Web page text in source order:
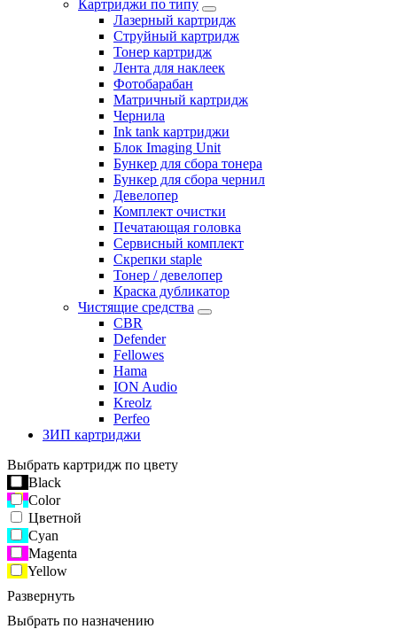
Картриджи по типу
Лазерный картридж
Струйный картридж
Тонер картридж
Лента для наклеек
Фотобарабан
Матричный картридж
Чернила
Ink tank картриджи
Блок Imaging Unit
Бункер для сбора тонера
Бункер для сбора чернил
Девелопер
Комплект очистки
Печатающая головка
Сервисный комплект
Скрепки staple
Тонер / девелопер
Краска дубликатор
Чистящие средства
CBR
Defender
Fellowes
Hama
ION Audio
Kreolz
Perfeo
ЗИП картриджи
Выбрать картридж по цвету
Black
Color
Цветной
Cyan
Magenta
Yellow
Развернуть
Выбрать по назначению